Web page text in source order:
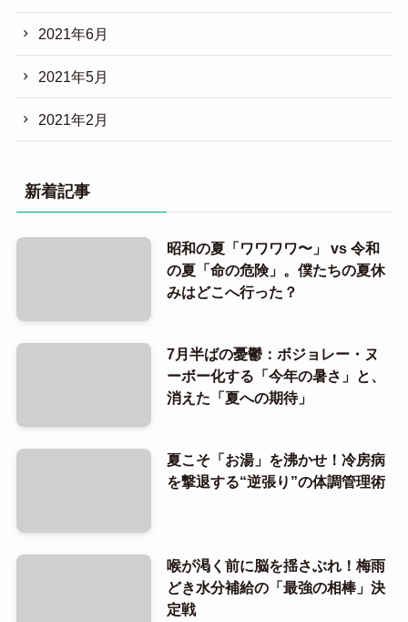
2021年6月
2021年5月
2021年2月
新着記事
昭和の夏「ワワワワ〜」 vs 令和
の夏「命の危険」。僕たちの夏休
みはどこへ行った？
7月半ばの憂鬱：ボジョレー・ヌ
ーボー化する「今年の暑さ」と、
消えた「夏への期待」
夏こそ「お湯」を沸かせ！冷房病
を撃退する“逆張り”の体調管理術
喉が渇く前に脳を揺さぶれ！梅雨
どき水分補給の「最強の相棒」決
定戦